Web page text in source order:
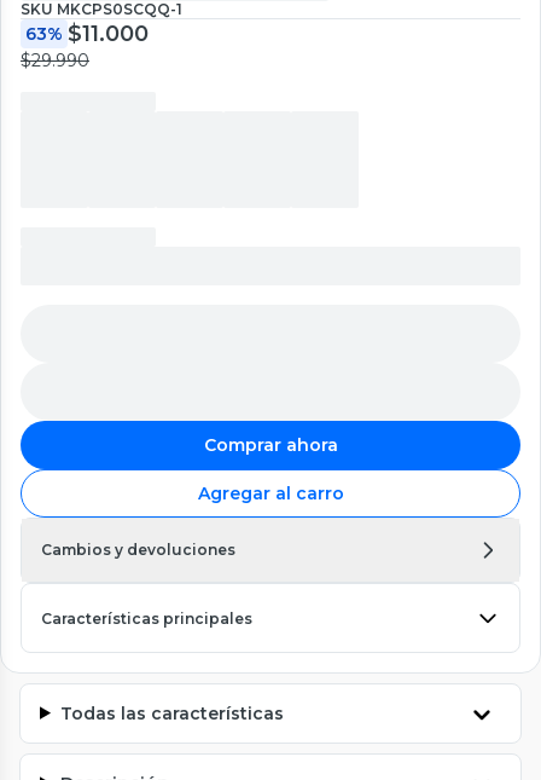
SKU MKCPS0SCQQ-1
63% $11.000
$29.990
Comprar ahora
Agregar al carro
Cambios y devoluciones
Características principales
Todas las características